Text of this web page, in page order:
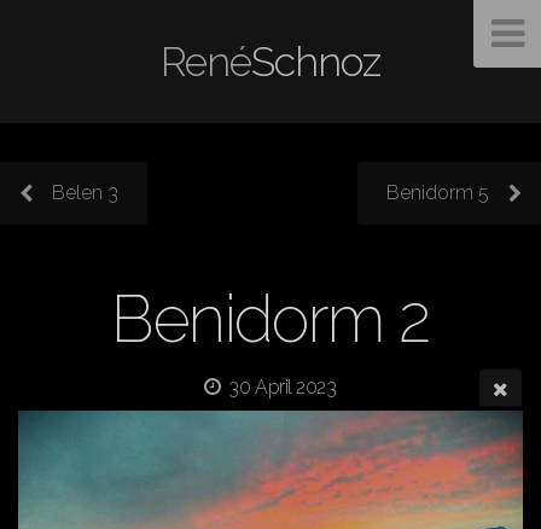
RenéSchnoz
Belen 3 Benidorm 5
Benidorm 2
30 April 2023